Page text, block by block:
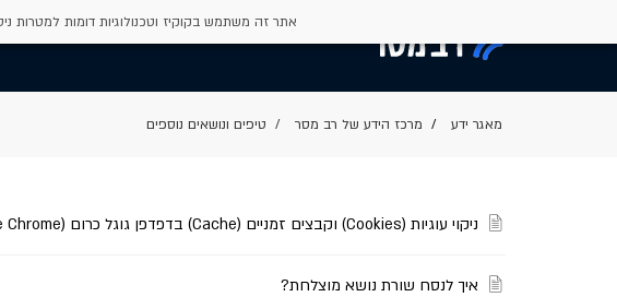
אתר זה משתמש בקוקיז וטכנולוגיות דומות
מאגר ידע מרכז הידע של רב מסר טיפים ונושאים נוספים
ניקוי עוגיות (Cookies) וקבצים זמניים (Cache) בדפדפן גוגל כרום (Google Chrome)
איך לנסח שורת נושא מוצלחת?